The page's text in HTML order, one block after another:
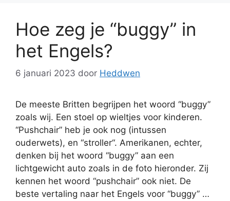
Hoe zeg je “buggy” in
het Engels?
6 januari 2023 door Heddwen
De meeste Britten begrijpen het woord “buggy”
zoals wij. Een stoel op wieltjes voor kinderen.
“Pushchair” heb je ook nog (intussen
ouderwets), en “stroller“. Amerikanen, echter,
denken bij het woord “buggy” aan een
lichtgewicht auto zoals in de foto hieronder. Zij
kennen het woord “pushchair” ook niet. De
beste vertaling naar het Engels voor “buggy” …